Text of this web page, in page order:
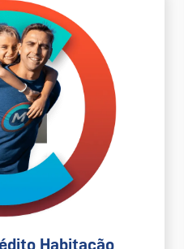
Habitação